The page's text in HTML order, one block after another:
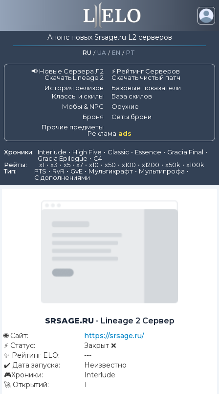
Анонс новых Srsage.ru L2 серверов
RU / UA / EN / PT
📢 Новые Сервера Л2
⚡ Рейтинг Серверов
Скачать Lineage 2
Скачать чистый патч
История релизов
Базовые показатели
Классы и скилы
База скилов
Мобы & NPC
Оружие
Броня
Сеты брони
Прочие предметы
Реклама ads
Хроники: Interlude High Five Classic Essence
Gracia Final
Gracia Epilogue
C4
Рейты:
x1 x3 x5 x7 x10 x50 x100 x1200 x50k
x100k
Тип:
PTS RvR GvE Мультикрафт
Мультипрофа
С дополнениями
SRSAGE.RU - Lineage 2 Сервер
🌐 Сайт:
https://srsage.ru/
⚡ Статус:
Закрыт ❌
✨ Рейтинг ELO:
---
✔️ Дата запуска:
Неизвестно
🎮Хроники:
Interlude
🚀 Открытий: 1